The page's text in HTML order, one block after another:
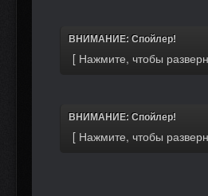
ВНИМАНИЕ: Спойлер!
ВНИМАНИЕ: Спойлер!